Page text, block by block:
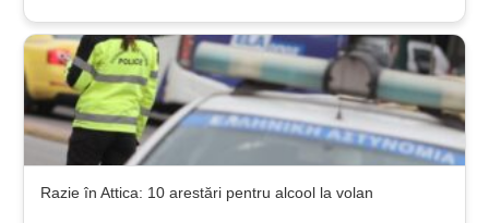
Razie în Attica: 10 arestări pentru alcool la volan